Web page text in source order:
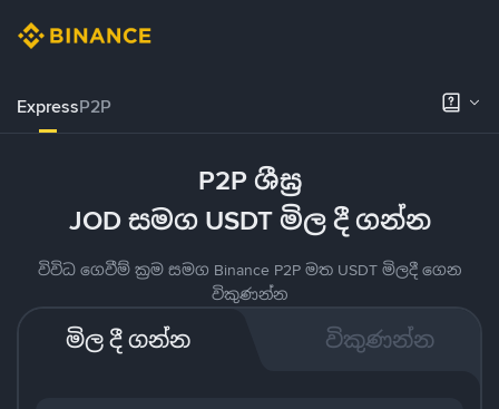
ExpressP2P
P2P ශීඝ්‍ර
JOD සමග USDT මිල දී ගන්න
විවිධ ගෙවීම් ක්‍රම සමග Binance P2P මත USDT මිලදී ගෙන
විකුණන්න
මිල දී ගන්න විකුණන්න